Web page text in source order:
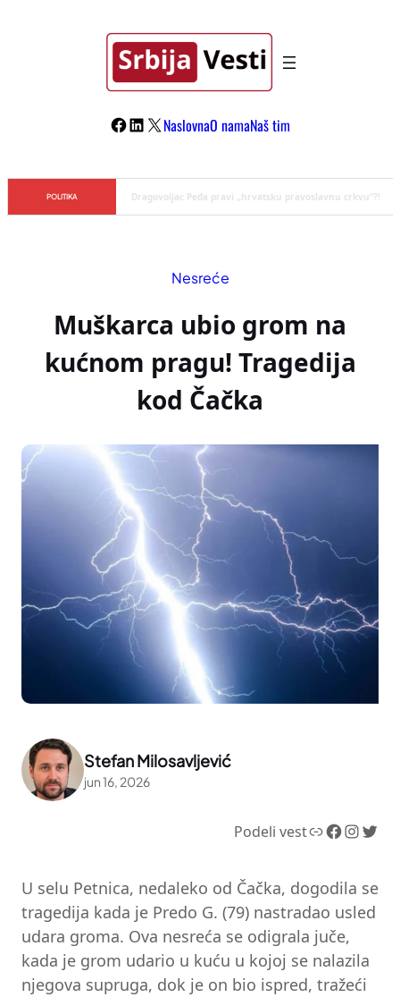
Facebook
LinkedIn
X NaslovnaO namaNaš tim
POLITIKA Đilas/Šolak propaganda uspela u dehumanizaciji Vučića
Nesreće
Muškarca ubio grom na
kućnom pragu! Tragedija
kod Čačka
Stefan Milosavljević
jun 16, 2026
Podeli vestLink Facebook InstagramTwitter
U selu Petnica, nedaleko od Čačka, dogodila se
tragedija kada je Predo G. (79) nastradao usled
udara groma. Ova nesreća se odigrala juče,
kada je grom udario u kuću u kojoj se nalazila
njegova supruga, dok je on bio ispred, tražeći